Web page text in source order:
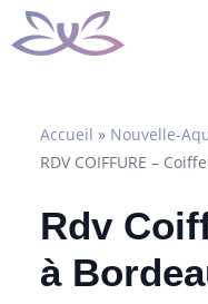
Aller
au
Accueil » Nouvelle-
RDV COIFFURE –
Rdv
à